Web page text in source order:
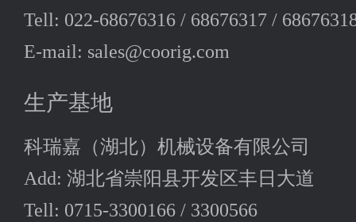
Tell: 022-68676316 / 68676317 /
E-mail: sales@coorig.com
生产基地
科瑞嘉（湖北）机械设备有限公司
Add: 湖北省崇阳县开发区丰日大道
Tell: 0715-3300166 / 3300566